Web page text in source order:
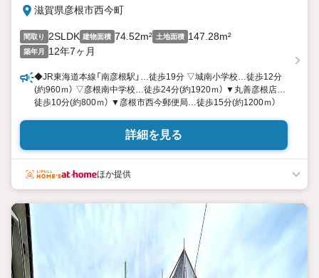
滋賀県彦根市西今町
間取り 2SLDK 建物面積 74.52m² 土地面積 147.28m²
築年月 12年7ヶ月
◆JR東海道本線「南彦根駅」…徒歩19分 ▽城南小学校…徒歩12分
(約960ｍ） ▽彦根南中学校…徒歩24分(約1920ｍ） ▼丸善彦根店…
徒歩10分(約800ｍ） ▼彦根市西今郵便局…徒歩15分(約1200ｍ）
詳細を見る
ほか提供